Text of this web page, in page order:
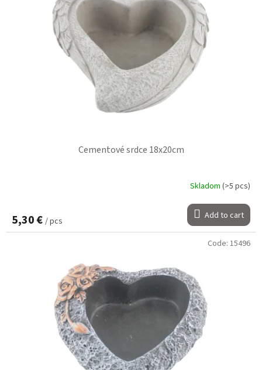
Cementové srdce 18x20cm
Skladom (>5 pcs)
5,30 € / pcs Add to cart
Code: 15496